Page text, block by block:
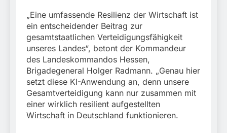
„Eine umfassende Resilienz der Wirtschaft ist
ein entscheidender Beitrag zur
gesamtstaatlichen Verteidigungsfähigkeit
unseres Landes“, betont der Kommandeur
des Landeskommandos Hessen,
Brigadegeneral Holger Radmann. „Genau hier
setzt diese KI-Anwendung an, denn unsere
Gesamtverteidigung kann nur zusammen mit
einer wirklich resilient aufgestellten
Wirtschaft in Deutschland funktionieren.